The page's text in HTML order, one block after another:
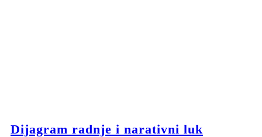
Dijagram radnje i narativni luk